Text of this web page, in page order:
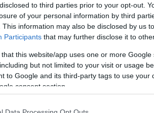
to third parties prior to your opt-out.
of your personal information by third
This information may also be disclosed by us
Participants that may further disclose it to
that this website/app uses one or more
but not limited to your visit or usage
to Google and its third-party tags to use your
consent section.
ο
,ΤΑ ΣΗΜΑΝΤΙΚΟΤΕΡΑ